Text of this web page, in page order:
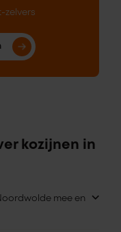
zelvers
kozijnen in
mee en